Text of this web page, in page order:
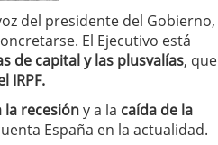
3 de octubre de 2025
del presidente del Gobierno,
El Ejecutivo está
de capital y las plusvalías, que
IRPF.
la recesióny a la caída de la
España en la actualidad.